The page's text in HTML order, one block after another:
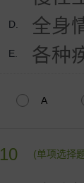
D. 全身
E. 各种
A
10 (单项选择